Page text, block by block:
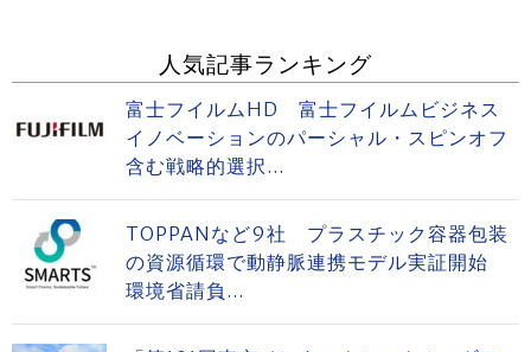
人気記事ランキング
富士フイルムHD 富士フイルムビジネス
イノベーションのパーシャル・スピンオフ
含む戦略的選択...
TOPPANなど9社 プラスチック容器包装
の資源循環で動静脈連携モデル実証開始
環境省請負...